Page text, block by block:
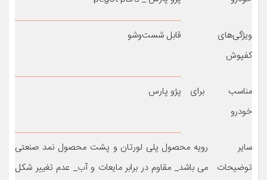
ویژگی‌های
کفپوش
قابل شست‌وشو
مناسب برای
خودرو
پژو پارس
سایر
توضیحات
رویه محصول پلی لورتان و پشت محصول نمد صنعتی
می باشد_ مقاوم در برابر مایعات و آب_ عدم تغییر شکل